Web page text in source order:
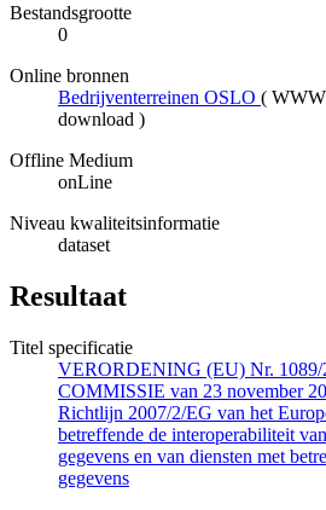
Bestandsgrootte
0
Online bronnen
Bedrijventerreinen OSLO (
download )
Offline Medium
onLine
Niveau kwaliteitsinformatie
dataset
Resultaat
Titel specificatie
VERORDENING (EU) Nr.
COMMISSIE van 23 november
Richtlijn 2007/2/EG van het
betreffende de interoperabiliteit
gegevens en van diensten met
gegevens